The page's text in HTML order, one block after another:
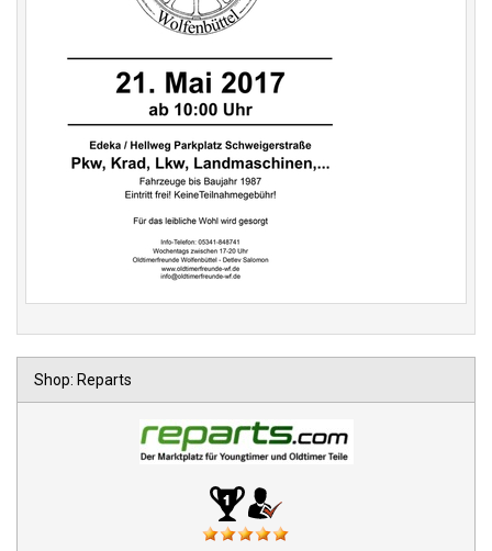
Shop: Reparts